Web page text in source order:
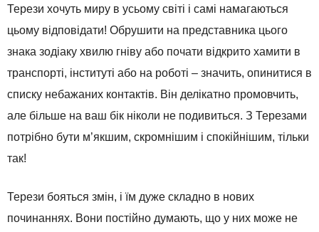
Терези хочуть миру в усьому світі і самі намагаються
цьому відповідати! Обрушити на представника цього
знака зодіаку хвилю гніву або почати відкрито хамити в
транспорті, інституті або на роботі – значить, опинитися в
списку небажаних контактів. Він делікатно промовчить,
але більше на ваш бік ніколи не подивиться. З Терезами
потрібно бути м’якшим, скромнішим і спокійнішим, тільки
так!
Терези бояться змін, і їм дуже складно в нових
починаннях. Вони постійно думають, що у них може не